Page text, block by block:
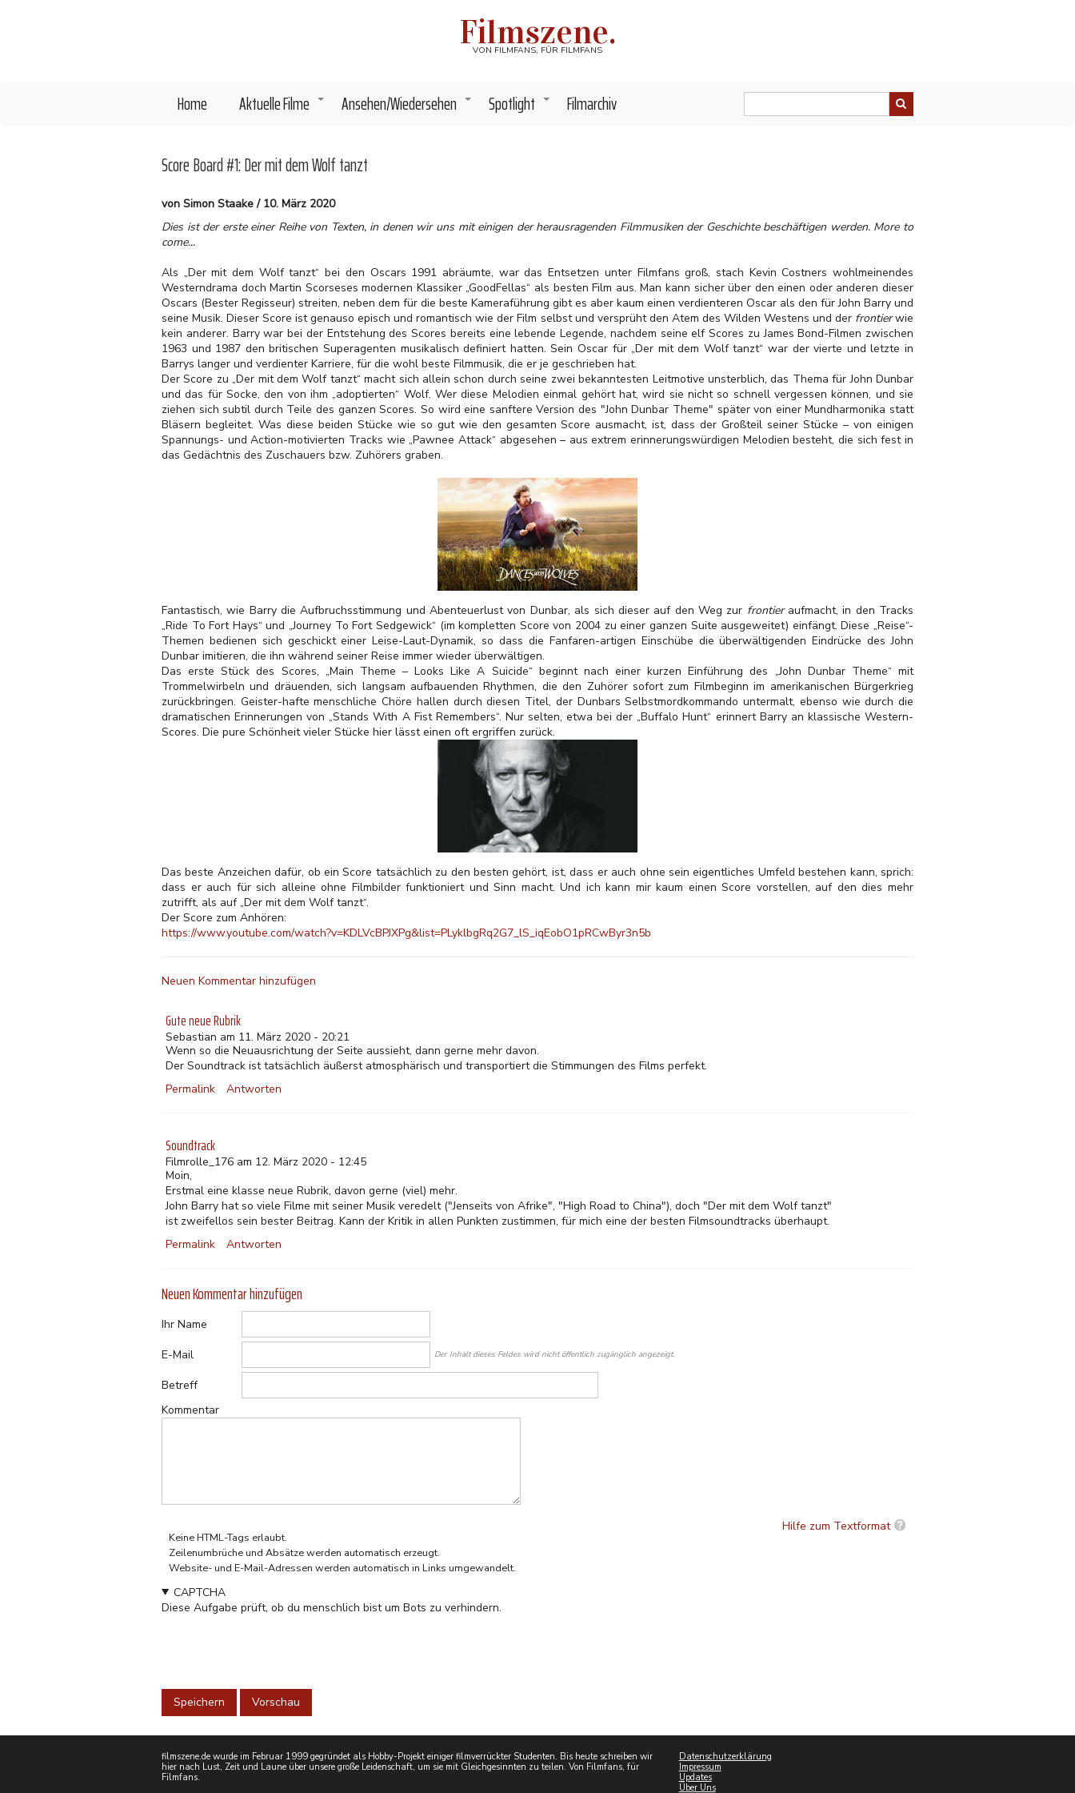
Filmszene.
VON FILMFANS, FÜR FILMFANS
Home +
Aktuelle Filme +
Ansehen/Wiedersehen +
Spotlight Filmarchiv
Score Board #1: Der mit dem Wolf tanzt
von Simon Staake / 10. März 2020
Dies ist der erste einer Reihe von Texten, in denen wir uns mit einigen der herausragenden Filmmusiken der Geschichte beschäftigen werden. More to
come...
Als „Der mit dem Wolf tanzt“ bei den Oscars 1991 abräumte, war das Entsetzen unter Filmfans groß, stach Kevin Costners wohlmeinendes
Westerndrama doch Martin Scorseses modernen Klassiker „GoodFellas“ als besten Film aus. Man kann sicher über den einen oder anderen dieser
Oscars (Bester Regisseur) streiten, neben dem für die beste Kameraführung gibt es aber kaum einen verdienteren Oscar als den für John Barry und
seine Musik. Dieser Score ist genauso episch und romantisch wie der Film selbst und versprüht den Atem des Wilden Westens und der frontierwie
kein anderer. Barry war bei der Entstehung des Scores bereits eine lebende Legende, nachdem seine elf Scores zu James Bond-Filmen zwischen
1963 und 1987 den britischen Superagenten musikalisch definiert hatten. Sein Oscar für „Der mit dem Wolf tanzt“ war der vierte und letzte in
Barrys langer und verdienter Karriere, für die wohl beste Filmmusik, die er je geschrieben hat.
Der Score zu „Der mit dem Wolf tanzt“ macht sich allein schon durch seine zwei bekanntesten Leitmotive unsterblich, das Thema für John Dunbar
und das für Socke, den von ihm „adoptierten“ Wolf. Wer diese Melodien einmal gehört hat, wird sie nicht so schnell vergessen können, und sie
ziehen sich subtil durch Teile des ganzen Scores. So wird eine sanftere Version des "John Dunbar Theme" später von einer Mundharmonika statt
Bläsern begleitet. Was diese beiden Stücke wie so gut wie den gesamten Score ausmacht, ist, dass der Großteil seiner Stücke – von einigen
Spannungs- und Action-motivierten Tracks wie „Pawnee Attack“ abgesehen – aus extrem erinnerungswürdigen Melodien besteht, die sich fest in
das Gedächtnis des Zuschauers bzw. Zuhörers graben.
Fantastisch, wie Barry die Aufbruchsstimmung und Abenteuerlust von Dunbar, als sich dieser auf den Weg zur frontieraufmacht, in den Tracks
„Ride To Fort Hays“ und „Journey To Fort Sedgewick“ (im kompletten Score von 2004 zu einer ganzen Suite ausgeweitet) einfängt. Diese „Reise“-
Themen bedienen sich geschickt einer Leise-Laut-Dynamik, so dass die Fanfaren-artigen Einschübe die überwältigenden Eindrücke des John
Dunbar imitieren, die ihn während seiner Reise immer wieder überwältigen.
Das erste Stück des Scores, „Main Theme – Looks Like A Suicide“ beginnt nach einer kurzen Einführung des „John Dunbar Theme“ mit
Trommelwirbeln und dräuenden, sich langsam aufbauenden Rhythmen, die den Zuhörer sofort zum Filmbeginn im amerikanischen Bürgerkrieg
zurückbringen. Geister-hafte menschliche Chöre hallen durch diesen Titel, der Dunbars Selbstmordkommando untermalt, ebenso wie durch die
dramatischen Erinnerungen von „Stands With A Fist Remembers“. Nur selten, etwa bei der „Buffalo Hunt“ erinnert Barry an klassische Western-
Scores. Die pure Schönheit vieler Stücke hier lässt einen oft ergriffen zurück.
Das beste Anzeichen dafür, ob ein Score tatsächlich zu den besten gehört, ist, dass er auch ohne sein eigentliches Umfeld bestehen kann, sprich:
dass er auch für sich alleine ohne Filmbilder funktioniert und Sinn macht. Und ich kann mir kaum einen Score vorstellen, auf den dies mehr
zutrifft, als auf „Der mit dem Wolf tanzt“.
Der Score zum Anhören:
https://www.youtube.com/watch?v=KDLVcBPJXPg&list=PLyklbgRq2G7_lS_iqEobO1pRCwByr3n5b
Neuen Kommentar hinzufügen
Gute neue Rubrik
Sebastian am 11. März 2020 - 20:21
Wenn so die Neuausrichtung der Seite aussieht, dann gerne mehr davon.
Der Soundtrack ist tatsächlich äußerst atmosphärisch und transportiert die Stimmungen des Films perfekt.
Permalink
Antworten
Soundtrack
Filmrolle_176 am 12. März 2020 - 12:45
Moin,
Erstmal eine klasse neue Rubrik, davon gerne (viel) mehr.
John Barry hat so viele Filme mit seiner Musik veredelt ("Jenseits von Afrike", "High Road to China"), doch "Der mit dem Wolf tanzt"
ist zweifellos sein bester Beitrag. Kann der Kritik in allen Punkten zustimmen, für mich eine der besten Filmsoundtracks überhaupt.
Permalink
Antworten
Neuen Kommentar hinzufügen
Ihr Name
E-Mail
Der Inhalt dieses Feldes wird nicht öffentlich zugänglich angezeigt.
Betreff
Kommentar
Hilfe zum Textformat
Keine HTML-Tags erlaubt.
Zeilenumbrüche und Absätze werden automatisch erzeugt.
Website- und E-Mail-Adressen werden automatisch in Links umgewandelt.
CAPTCHA
Diese Aufgabe prüft, ob du menschlich bist um Bots zu verhindern.
filmszene.de wurde im Februar 1999 gegründet als Hobby-Projekt einiger filmverrückter Studenten. Bis heute schreiben wir
hier nach Lust, Zeit und Laune über unsere große Leidenschaft, um sie mit Gleichgesinnten zu teilen. Von Filmfans, für
Filmfans.
Datenschutzerklärung
Impressum
Updates
Über Uns